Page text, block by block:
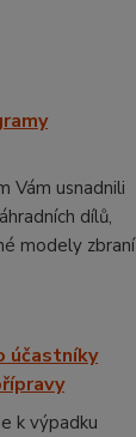
Vám usnadnili
dílů,
modely zbraní
účastníky
k výpadku